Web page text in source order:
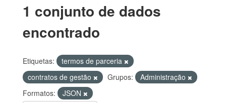
1 conjunto de dados
encontrado
Etiquetas:
termos de parceria
contratos de gestão
Grupos:
Administração
Formatos:
JSON